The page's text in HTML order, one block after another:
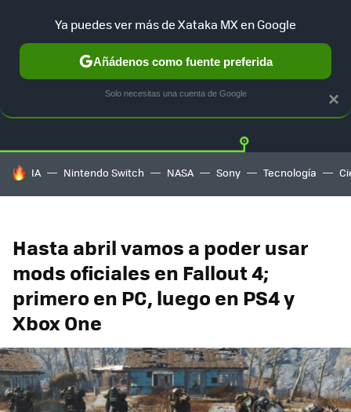
Twitter
HOY SE HABLA DE
IA Nintendo Switch NASA Sony Tecnología
Hasta abril vamos a poder usar
mods oficiales en Fallout 4;
primero en PC, luego en PS4 y
Xbox One
×
Ya puedes ver más de Xataka MX en Google
Añádenos como fuente preferida
Solo necesitas una cuenta de Google